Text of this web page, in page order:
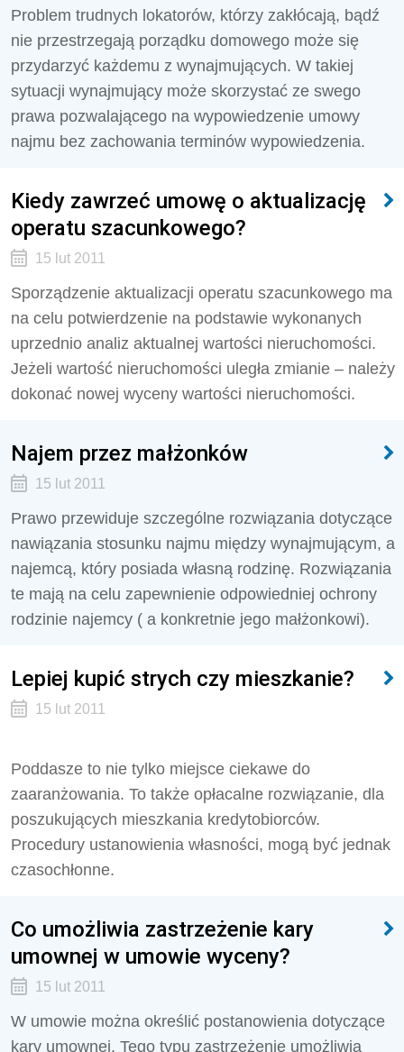
Problem trudnych lokatorów, którzy zakłócają, bądź
nie przestrzegają porządku domowego może się
przydarzyć każdemu z wynajmujących. W takiej
sytuacji wynajmujący może skorzystać ze swego
prawa pozwalającego na wypowiedzenie umowy
najmu bez zachowania terminów wypowiedzenia.
Kiedy zawrzeć umowę o aktualizację
operatu szacunkowego?
15 lut 2011
Sporządzenie aktualizacji operatu szacunkowego ma
na celu potwierdzenie na podstawie wykonanych
uprzednio analiz aktualnej wartości nieruchomości.
Jeżeli wartość nieruchomości uległa zmianie – należy
dokonać nowej wyceny wartości nieruchomości.
Najem przez małżonków
15 lut 2011
Prawo przewiduje szczególne rozwiązania dotyczące
nawiązania stosunku najmu między wynajmującym, a
najemcą, który posiada własną rodzinę. Rozwiązania
te mają na celu zapewnienie odpowiedniej ochrony
rodzinie najemcy ( a konkretnie jego małżonkowi).
Lepiej kupić strych czy mieszkanie?
15 lut 2011
Poddasze to nie tylko miejsce ciekawe do
zaaranżowania. To także opłacalne rozwiązanie, dla
poszukujących mieszkania kredytobiorców.
Procedury ustanowienia własności, mogą być jednak
czasochłonne.
Co umożliwia zastrzeżenie kary
umownej w umowie wyceny?
15 lut 2011
W umowie można określić postanowienia dotyczące
kary umownej. Tego typu zastrzeżenie umożliwia